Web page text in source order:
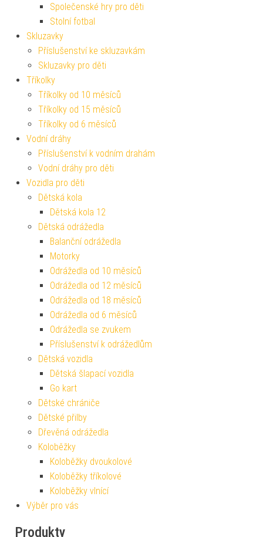
Společenské hry pro děti
Stolní fotbal
Skluzavky
Příslušenství ke skluzavkám
Skluzavky pro děti
Tříkolky
Tříkolky od 10 měsíců
Tříkolky od 15 měsíců
Tříkolky od 6 měsíců
Vodní dráhy
Příslušenství k vodním drahám
Vodní dráhy pro děti
Vozidla pro děti
Dětská kola
Dětská kola 12
Dětská odrážedla
Balanční odrážedla
Motorky
Odrážedla od 10 měsíců
Odrážedla od 12 měsíců
Odrážedla od 18 měsíců
Odrážedla od 6 měsíců
Odrážedla se zvukem
Příslušenství k odrážedlům
Dětská vozidla
Dětská šlapací vozidla
Go kart
Dětské chrániče
Dětské přilby
Dřevěná odrážedla
Koloběžky
Koloběžky dvoukolové
Koloběžky tříkolové
Koloběžky vlnící
Výběr pro vás
Produkty